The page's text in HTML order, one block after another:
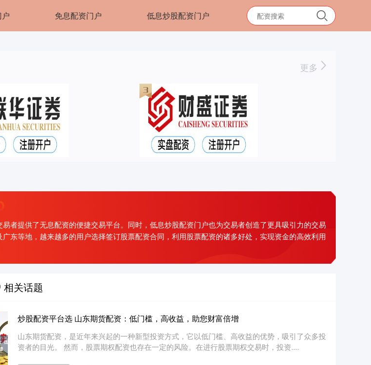
免息配资门户 低息炒股配资门户
更多
者提供了无息配资的便捷交易平台。同时，低息炒股配资门户也为交易者创造了更具吸引力的交易
东等地，越来越多的用户选择签订股票配资合同，利用股票配资的诸多好处，实现资金的高效利用
相关话题
炒股配资平台选 山东期货配资：低门槛，高收益，助您财富倍增
山东期货配资，是近年来兴起的一种新型投资方式，它以低门槛、高收益的优势，吸引了众多投
资者的目光。 然而，股票期权配资也存在一定的风险。在进行股票期权交易时，投资....